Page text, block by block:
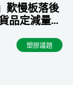
歎慢板落後
品定減量目
塑膠議題